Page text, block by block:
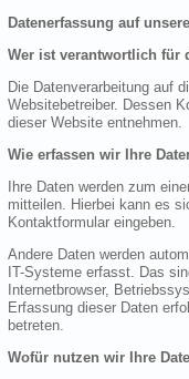
Datenerfassung auf
Wer ist verantwortlich für
Die Datenverarbeitung auf
Websitebetreiber. Dessen
dieser Website entnehmen.
Wie erfassen wir Ihre
Ihre Daten werden zum
mitteilen. Hierbei kann es
Kontaktformular eingeben.
Andere Daten werden
IT-Systeme erfasst. Das
Internetbrowser,
Erfassung dieser Daten
betreten.
Wofür nutzen wir Ihre